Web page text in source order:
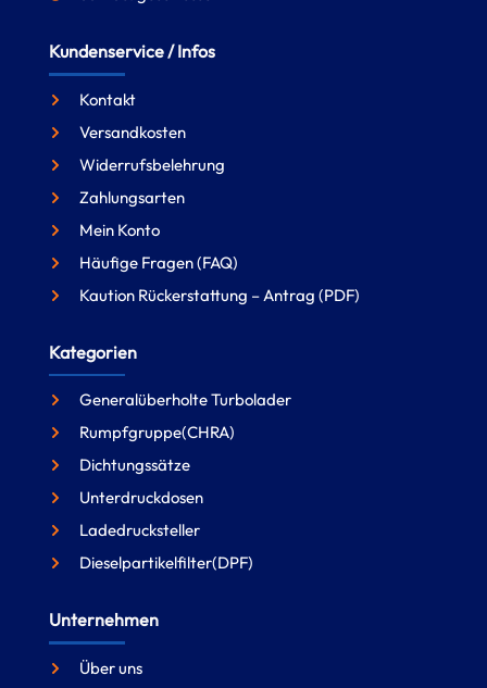
Kundenservice / Infos
Kontakt
Versandkosten
Widerrufsbelehrung
Zahlungsarten
Mein Konto
Häufige Fragen (FAQ)
Kaution Rückerstattung – Antrag (PDF)
Kategorien
Generalüberholte Turbolader
Rumpfgruppe(CHRA)
Dichtungssätze
Unterdruckdosen
Ladedrucksteller
Dieselpartikelfilter(DPF)
Unternehmen
Über uns